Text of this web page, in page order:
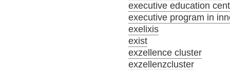
executive education
executive program in
exelixis
exist
exzellence cluster
exzellenzcluster